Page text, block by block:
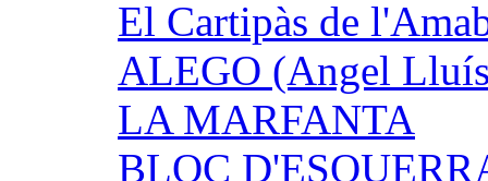
El Cartipàs de
ALEGO (Angel
LA MARFANTA
BLOC